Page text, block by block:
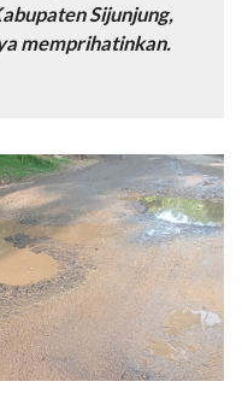
Sijunjung,
memprihatinkan.